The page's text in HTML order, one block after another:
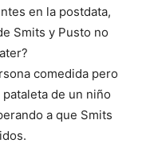
en la postdata,
Smits y Pusto no
comedida pero
de un niño
a que Smits